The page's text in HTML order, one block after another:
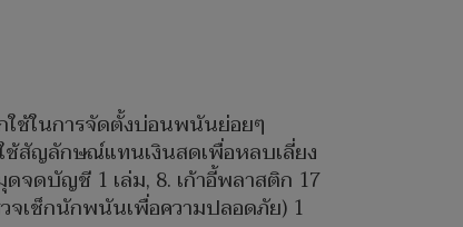
ใช้ในการจัดตั้งบ่อนพนันย่อยๆ
ช้สัญลักษณ์แทนเงินสดเพื่อหลบเลี่ยง
จดบัญชี 1 เล่ม, 8. เก้าอี้พลาสติก 17
จเช็กนักพนันเพื่อความปลอดภัย) 1